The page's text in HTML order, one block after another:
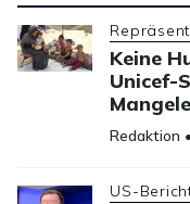
Keine
Unicef-
Redaktion •
US-